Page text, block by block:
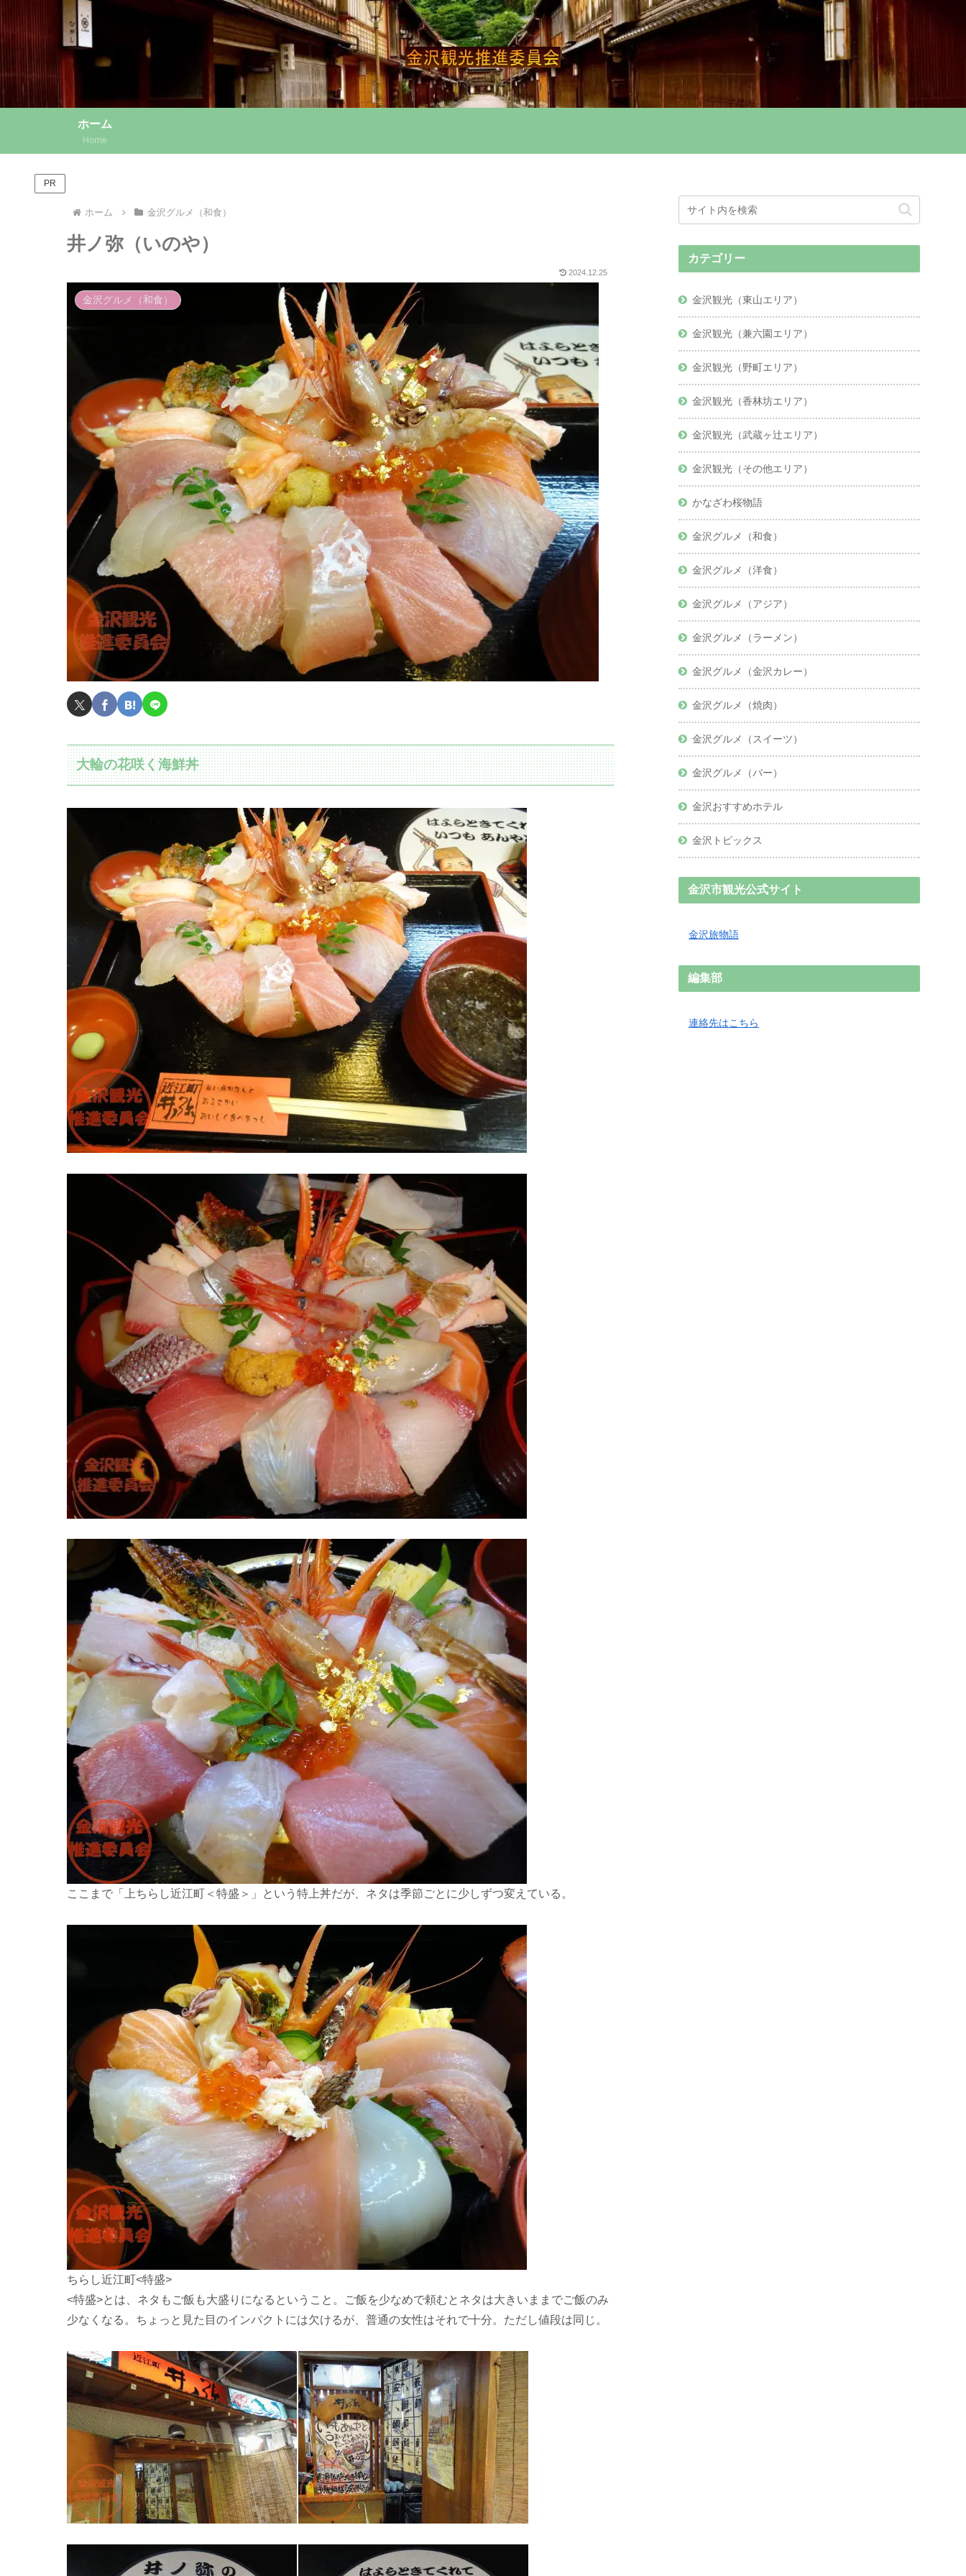
ホーム
Home
PR
ホーム 金沢グルメ（和食）
井ノ弥（いのや）
2024.12.25
金沢グルメ（和食）
大輪の花咲く海鮮丼
ここまで「上ちらし近江町＜特盛＞」という特上丼だが、ネタは季節ごとに少しずつ変えている。
ちらし近江町<特盛>
<特盛>とは、ネタもご飯も大盛りになるということ。ご飯を少なめで頼むとネタは大きいままでご飯のみ
少なくなる。ちょっと見た目のインパクトには欠けるが、普通の女性はそれで十分。ただし値段は同じ。
カテゴリー
金沢観光（東山エリア）
金沢観光（兼六園エリア）
金沢観光（野町エリア）
金沢観光（香林坊エリア）
金沢観光（武蔵ヶ辻エリア）
金沢観光（その他エリア）
かなざわ桜物語
金沢グルメ（和食）
金沢グルメ（洋食）
金沢グルメ（アジア）
金沢グルメ（ラーメン）
金沢グルメ（金沢カレー）
金沢グルメ（焼肉）
金沢グルメ（スイーツ）
金沢グルメ（バー）
金沢おすすめホテル
金沢トピックス
金沢市観光公式サイト
金沢旅物語
編集部
連絡先はこちら